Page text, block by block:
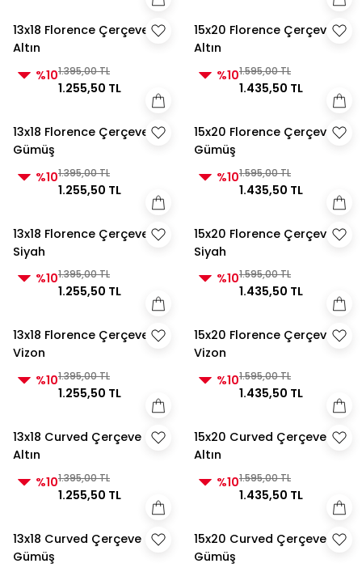
13x18 Florence Çerçeve
Altın
%101.395,00 TL
1.255,50 TL
15x20 Florence Çerçeve
Altın
%101.595,00 TL
1.435,50 TL
13x18 Florence Çerçeve
Gümüş
%101.395,00 TL
1.255,50 TL
15x20 Florence Çerçeve
Gümüş
%101.595,00 TL
1.435,50 TL
13x18 Florence Çerçeve
Siyah
%101.395,00 TL
1.255,50 TL
15x20 Florence Çerçeve
Siyah
%101.595,00 TL
1.435,50 TL
13x18 Florence Çerçeve
Vizon
%101.395,00 TL
1.255,50 TL
15x20 Florence Çerçeve
Vizon
%101.595,00 TL
1.435,50 TL
13x18 Curved Çerçeve
Altın
%101.395,00 TL
1.255,50 TL
15x20 Curved Çerçeve
Altın
%101.595,00 TL
1.435,50 TL
13x18 Curved Çerçeve
Gümüş
15x20 Curved Çerçeve
Gümüş